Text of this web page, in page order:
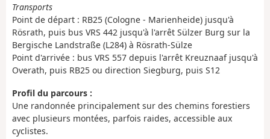
Transports
Point de départ : RB25 (Cologne - Marienheide) jusqu'à
Rösrath, puis bus VRS 442 jusqu'à l'arrêt Sülzer Burg sur la
Bergische Landstraße (L284) à Rösrath-Sülze
Point d'arrivée : bus VRS 557 depuis l'arrêt Kreuznaaf jusqu'à
Overath, puis RB25 ou direction Siegburg, puis S12
Profil du parcours :
Une randonnée principalement sur des chemins forestiers
avec plusieurs montées, parfois raides, accessible aux
cyclistes.